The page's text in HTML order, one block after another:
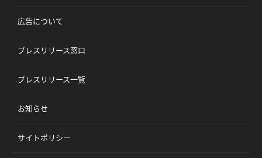
広告について
プレスリリース窓口
プレスリリース一覧
お知らせ
サイトポリシー